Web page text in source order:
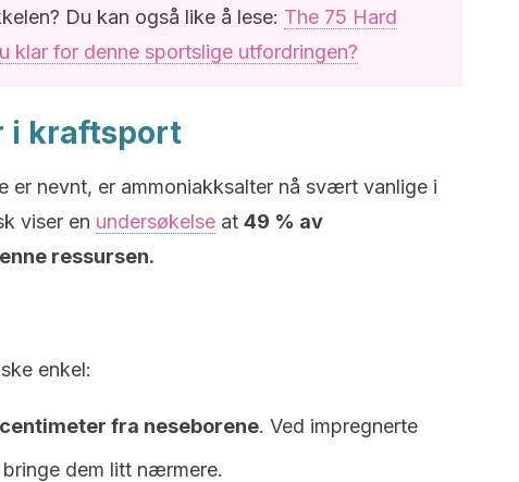
Du kan også like å lese: The 75 Hard
klar for denne sportslige utfordringen?
i kraftsport
er nevnt, er ammoniakksalter nå svært vanlige i
viser en undersøkelse at 49 % av
ressursen.
enkel:
centimeter fra neseborene. Ved impregnerte
dem litt nærmere.